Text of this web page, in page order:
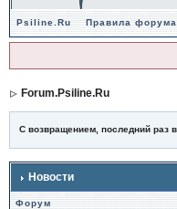
Psiline.Ru Правила форума
Forum.Psiline.Ru
С возвращением, последний раз
Новости
Форум